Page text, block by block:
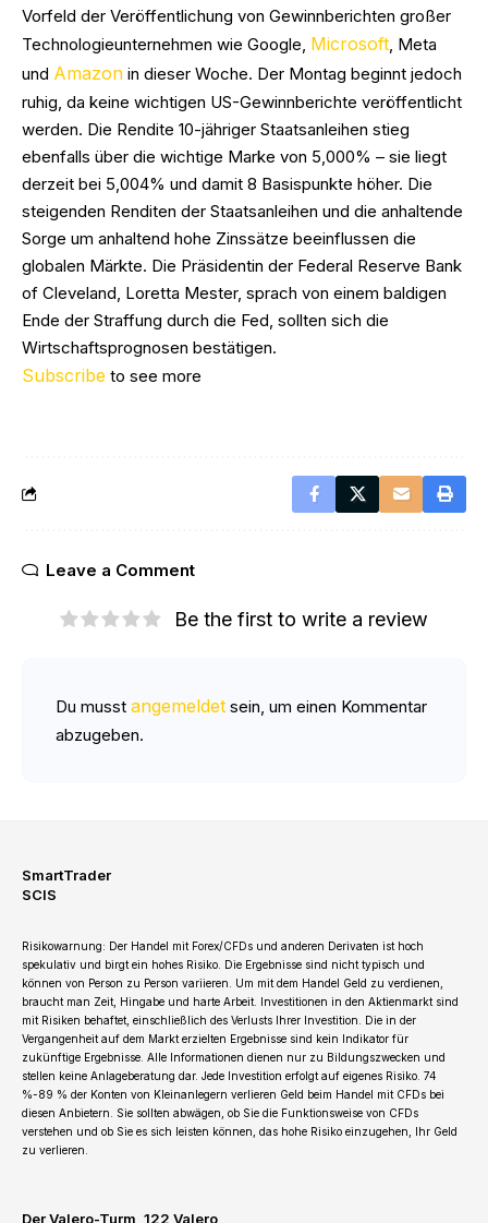
Vorfeld der Veröffentlichung von Gewinnberichten großer
Technologieunternehmen wie Google, Microsoft, Meta
und Amazon in dieser Woche. Der Montag beginnt jedoch
ruhig, da keine wichtigen US-Gewinnberichte veröffentlicht
werden. Die Rendite 10-jähriger Staatsanleihen stieg
ebenfalls über die wichtige Marke von 5,000% – sie liegt
derzeit bei 5,004% und damit 8 Basispunkte höher. Die
steigenden Renditen der Staatsanleihen und die anhaltende
Sorge um anhaltend hohe Zinssätze beeinflussen die
globalen Märkte. Die Präsidentin der Federal Reserve Bank
of Cleveland, Loretta Mester, sprach von einem baldigen
Ende der Straffung durch die Fed, sollten sich die
Wirtschaftsprognosen bestätigen.
Subscribe to see more
Leave a Comment
Be the first to write a review
Du musst angemeldet sein, um einen Kommentar
abzugeben.
SmartTrader
SCIS
Risikowarnung: Der Handel mit Forex/CFDs und anderen Derivaten ist hoch
spekulativ und birgt ein hohes Risiko. Die Ergebnisse sind nicht typisch und
können von Person zu Person variieren. Um mit dem Handel Geld zu verdienen,
braucht man Zeit, Hingabe und harte Arbeit. Investitionen in den Aktienmarkt sind
mit Risiken behaftet, einschließlich des Verlusts Ihrer Investition. Die in der
Vergangenheit auf dem Markt erzielten Ergebnisse sind kein Indikator für
zukünftige Ergebnisse. Alle Informationen dienen nur zu Bildungszwecken und
stellen keine Anlageberatung dar. Jede Investition erfolgt auf eigenes Risiko. 74
%-89 % der Konten von Kleinanlegern verlieren Geld beim Handel mit CFDs bei
diesen Anbietern. Sie sollten abwägen, ob Sie die Funktionsweise von CFDs
verstehen und ob Sie es sich leisten können, das hohe Risiko einzugehen, Ihr Geld
zu verlieren.
Der Valero-Turm, 122 Valero